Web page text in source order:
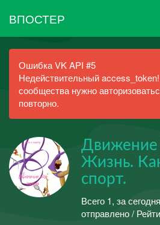
ВПОСТЕР
Ошибка VK API #5
Недействительный
сообщества нужно
повторно.
Движение
Жизнь.
спорт.
Всего 1, за
отправлено /